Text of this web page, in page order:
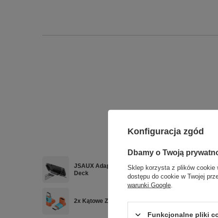
JSAUX Adapter HUB USB-C HDMI 4K USB-A
Deck
2x Kątowe Złącze USB-C JSAUX 90° Stopni do
Konfiguracja zgód
Dbamy o Twoją
Sklep korzysta z plików cookie
dostępu do cookie w Twojej
warunki Google
Funkcjonalne pliki